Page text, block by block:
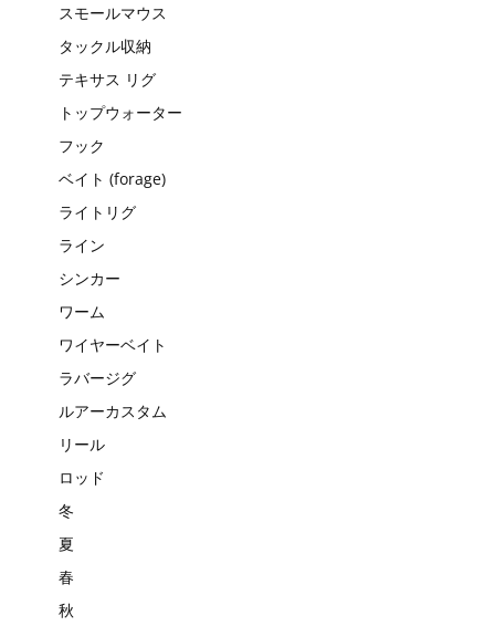
スモールマウス
タックル収納
テキサス リグ
トップウォーター
フック
ベイト (forage)
ライトリグ
ライン
シンカー
ワーム
ワイヤーベイト
ラバージグ
ルアーカスタム
リール
ロッド
冬
夏
春
秋